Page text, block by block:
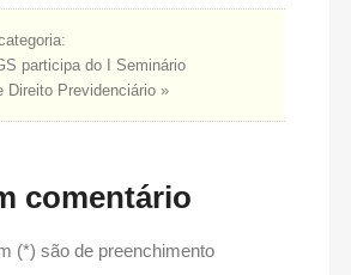
participa do I Seminário
Direito Previdenciário »
comentário
(*) são de preenchimento